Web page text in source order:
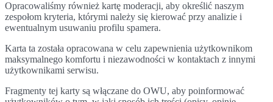
Opracowaliśmy również kartę moderacji, aby określić naszym
zespołom kryteria, którymi należy się kierować przy analizie i
ewentualnym usuwaniu profilu spamera.
Karta ta została opracowana w celu zapewnienia użytkownikom
maksymalnego komfortu i niezawodności w kontaktach z innymi
użytkownikami serwisu.
Fragmenty tej karty są włączane do OWU, aby poinformować